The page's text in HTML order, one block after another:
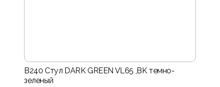
B240 Стул DARK GREEN VL65 ,BK темно-
зеленый